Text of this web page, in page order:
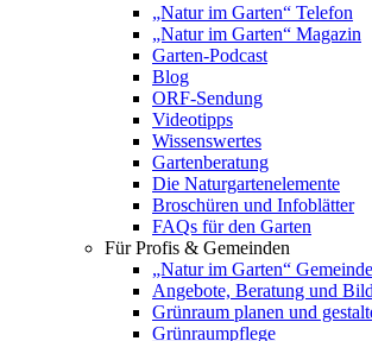
„Natur im Garten“ Telefon
„Natur im Garten“ Magazin
Garten-Podcast
Blog
ORF-Sendung
Videotipps
Wissenswertes
Gartenberatung
Die Naturgartenelemente
Broschüren und Infoblätter
FAQs für den Garten
Für Profis & Gemeinden
„Natur im Garten“
Angebote, Beratung und
Grünraum planen und
Grünraumpflege